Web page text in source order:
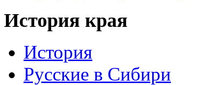
История края
История
Русские в Сибири